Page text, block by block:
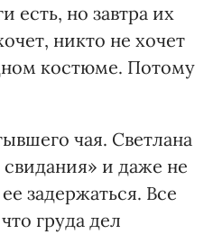
есть, но завтра их
никто не хочет
костюме. Потому
чая. Светлана
и даже не
задержаться. Все
груда дел